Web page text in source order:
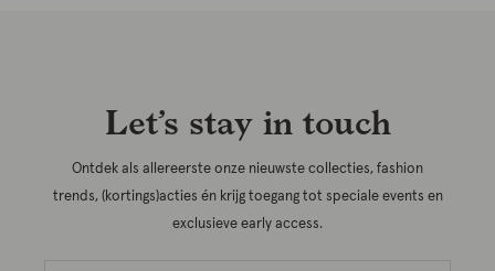
Let’s stay in touch
Ontdek als allereerste onze nieuwste collecties, fashion
trends, (kortings)acties én krijg toegang tot speciale events en
exclusieve early access.